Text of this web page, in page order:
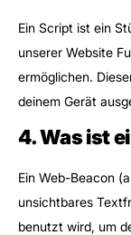
Ein Script ist ein
unserer Website
ermöglichen.
deinem Gerät
4. Was ist
Ein Web-Beacon
unsichtbares
benutzt wird, um